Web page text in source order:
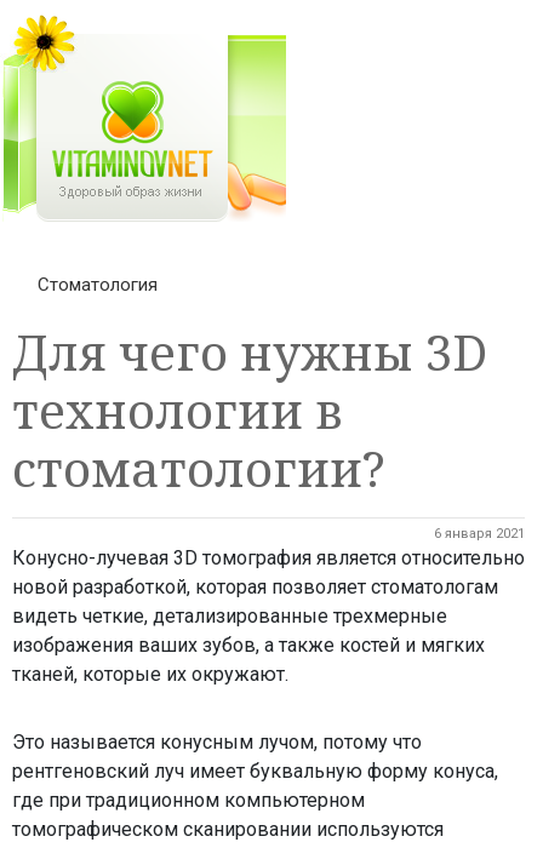
Стоматология
Для чего нужны 3D
технологии в
стоматологии?
6 января 2021
Конусно-лучевая 3D томография является относительно
новой разработкой, которая позволяет стоматологам
видеть четкие, детализированные трехмерные
изображения ваших зубов, а также костей и мягких
тканей, которые их окружают.
Это называется конусным лучом, потому что
рентгеновский луч имеет буквальную форму конуса,
где при традиционном компьютерном
томографическом сканировании используются